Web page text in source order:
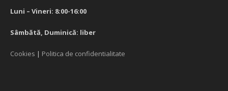
Luni – Vineri: 8:00-16:00
Sâmbătă, Duminică: liber
Cookies | Politica de confidentialitate